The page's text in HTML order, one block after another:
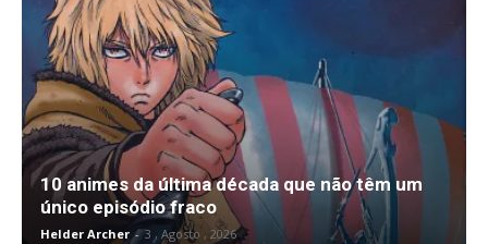
10 animes da última década que não têm um
único episódio fraco
Helder Archer - 3 , Agosto , 2026